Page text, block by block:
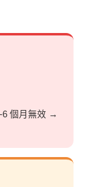
個月無效 →